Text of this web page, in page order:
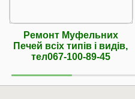
Ремонт Муфельних
Печей всіх типів і видів,
тел067-100-89-45